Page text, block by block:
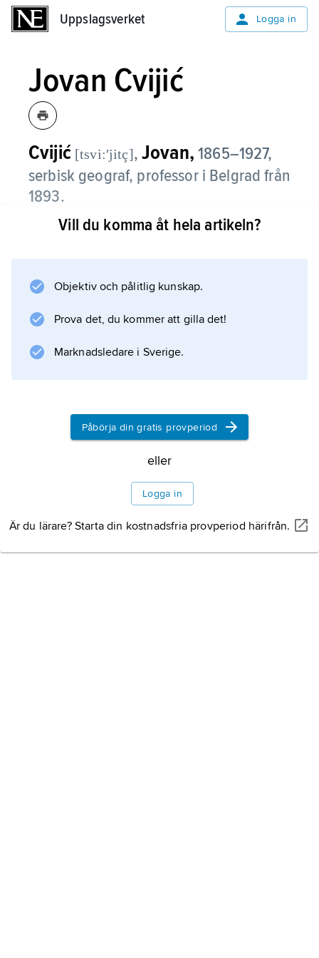
Uppslagsverket Logga in
Jovan Cvijić
Cvijić [tsvi:ʹjitç],Jovan, 1865–1927,
serbisk geograf, professor i Belgrad från
1893.
Han studerade särskilt Balkanhalvöns
Das Karstphänomen
Vill du komma åt hela artikeln?
Objektiv och pålitlig kunskap.
Prova det, du kommer att gilla det!
Marknadsledare i Sverige.
Påbörja din gratis provperiod
eller
Logga in
Är du lärare? Starta din kostnadsfria provperiod härifrån.